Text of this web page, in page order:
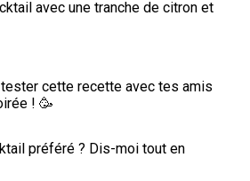
avec une tranche de citron et
cette recette avec tes amis
! 🥳
préféré ? Dis-moi tout en